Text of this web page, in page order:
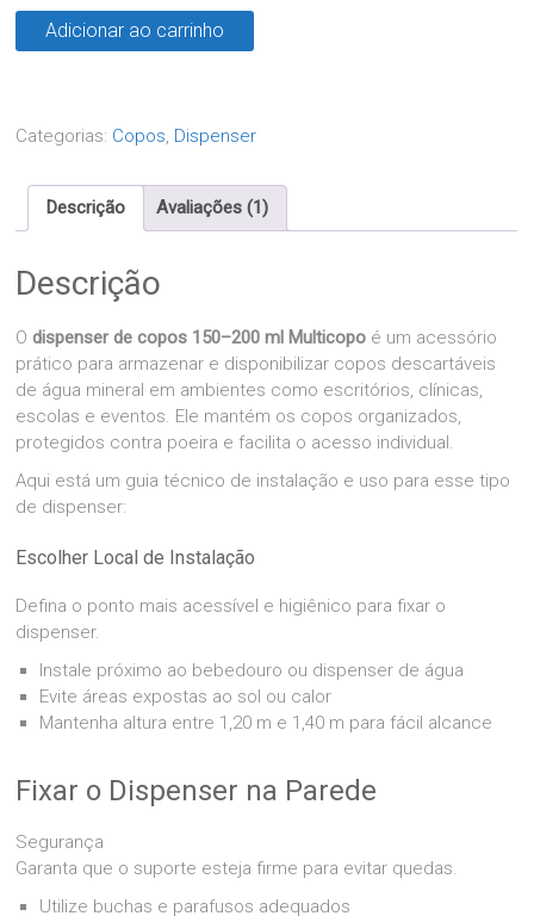
avaliação
Adicionar ao carrinho
Categorias: Copos, Dispenser
Descrição Avaliações (1)
Descrição
Odispenser de copos 150–200 ml Multicopo é um acessório
prático para armazenar e disponibilizar copos descartáveis
de água mineral em ambientes como escritórios, clínicas,
escolas e eventos. Ele mantém os copos organizados,
protegidos contra poeira e facilita o acesso individual.
Aqui está um guia técnico de instalação e uso para esse tipo
de dispenser:
Escolher Local de Instalação
Defina o ponto mais acessível e higiênico para fixar o
dispenser.
Instale próximo ao bebedouro ou dispenser de água
Evite áreas expostas ao sol ou calor
Mantenha altura entre 1,20 m e 1,40 m para fácil alcance
Fixar o Dispenser na Parede
Segurança
Garanta que o suporte esteja firme para evitar quedas.
Utilize buchas e parafusos adequados